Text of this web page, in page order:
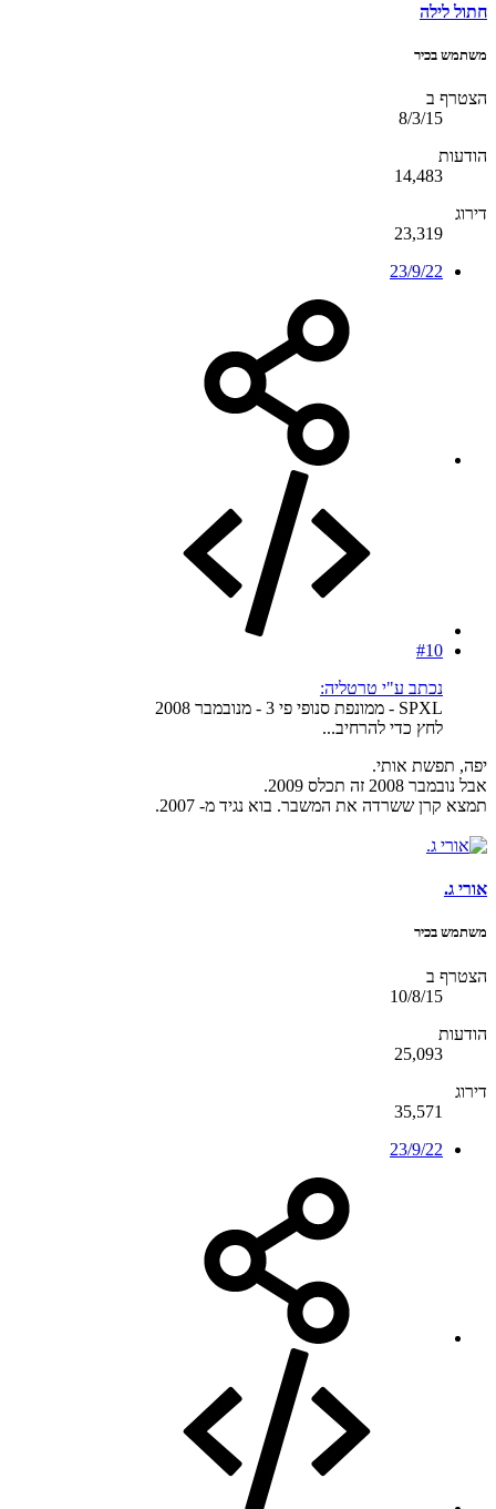
חתול לילה
משתמש בכיר
הצטרף ב
8/3/15
הודעות
14,483
דירוג
23,319
23/9/22
#10
נכתב ע"י טרטליה:
SPXL - ממונפת סנופי פי 3 - מנובמבר 2008
לחץ כדי להרחיב...
יפה, תפשת אותי.
אבל נובמבר 2008 זה תכלס 2009.
תמצא קרן ששרדה את המשבר. בוא נגיד מ- 2007.
אורי ג.
משתמש בכיר
הצטרף ב
10/8/15
הודעות
25,093
דירוג
35,571
23/9/22